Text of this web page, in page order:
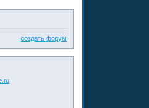
создать форум